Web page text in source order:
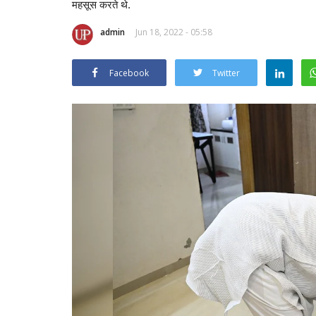
महसूस करते थे.
admin Jun 18, 2022 - 05:58
Facebook Twitter